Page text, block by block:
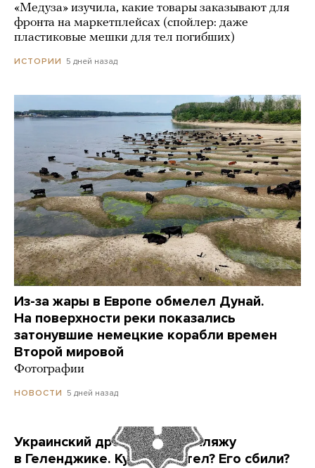
«Медуза» изучила, какие товары заказывают для
фронта на маркетплейсах (спойлер: даже
пластиковые мешки для тел погибших)
ИСТОРИИ 5 дней назад
Из-за жары в Европе обмелел Дунай.
На поверхности реки показались
затонувшие немецкие корабли времен
Второй мировой
Фотографии
НОВОСТИ 5 дней назад
Украинский дрон попал по пляжу
в Геленджике. Куда он летел? Его сбили?